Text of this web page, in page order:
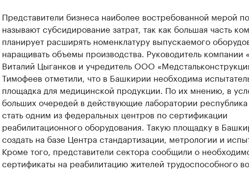
Представители бизнеса наиболее востребованной мерой
называют субсидирование затрат, так как большая часть
планирует расширять номенклатуру выпускаемого
наращивать объемы производства. Руководитель компании
Виталий Цыганков и учредитель ООО
Тимофеев отметили, что в Башкирии необходима
площадка для медицинской продукции. По их мнению, в
больших очередей в действующие лаборатории
стать одним из федеральных центров по сертификации
реабилитационного оборудования. Такую площадку в
создать на базе Центра стандартизации, метрологии и
Кроме того, представители сектора сообщили о
сертификаты на реабилитацию жителей трудоспособного